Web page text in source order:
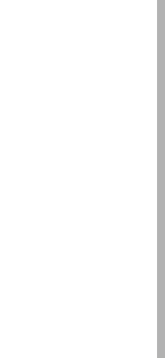
DELLA MAIELLA
GUARDIAGRELE (Ch)
CARAMANICO T. (Pe)